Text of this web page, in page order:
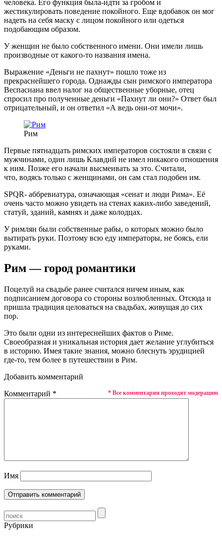
человека. Его функция была-идти за гробом и
жестикулировать поведение покойного. Еще вдобавок он мог
надеть на себя маску с лицом покойного или одеться
подобающим образом.
У женщин не было собственного имени. Они имели лишь
производные от какого-то названия имена.
Выражение «Деньги не пахнут» пошло тоже из
прекраснейшего города. Однажды сын римского императора
Веспасиана ввел налог на общественные уборные, отец
спросил про полученные деньги «Пахнут ли они?» Ответ был
отрицательный, и он ответил «А ведь они-от мочи».
Рим
Первые пятнадцать римских императоров состояли в связи с
мужчинами, один лишь Клавдий не имел никакого отношения
к ним. Позже его начали высмеивать за это. Считали,
что, водясь только с женщинами, он сам стал подобен им.
SPQR- аббревиатура, означающая «сенат и люди Рима». Её
очень часто можно увидеть на стенах каких-либо заведений,
статуй, зданий, камнях и даже колодцах.
У римлян были собственные рабы, о которых можно было
вытирать руки. Поэтому всю еду императоры, не боясь, ели
руками.
Рим — город романтики
Поцелуй на свадьбе ранее считался ничем иным, как
подписанием договора со стороны возлюбленных. Отсюда и
пришла традиция целоваться на свадьбах, живущая до сих
пор.
Это были одни из интереснейших фактов о Риме.
Своеобразная и уникальная история дает желание углубиться
в историю. Имея такие знания, можно блеснуть эрудицией
где-то, тем более в путешествии в Рим.
Добавить комментарий
* Все комментарии проходят модерацию
Комментарий *
Имя
Рубрики